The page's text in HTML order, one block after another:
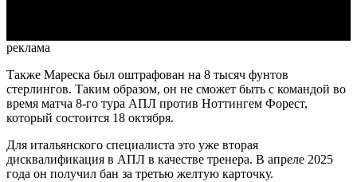
реклама
Также Мареска был оштрафован на 8 тысяч фунтов
стерлингов. Таким образом, он не сможет быть с командой во
время матча 8-го тура АПЛ против Ноттингем Форест,
который состоится 18 октября.
Для итальянского специалиста это уже вторая
дисквалификация в АПЛ в качестве тренера. В апреле 2025
года он получил бан за третью желтую карточку.